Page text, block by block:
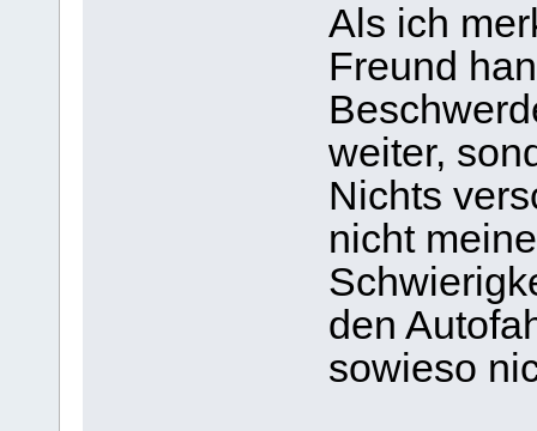
Als ich
Freund
weiter,
Nichts
nicht
den
sowieso